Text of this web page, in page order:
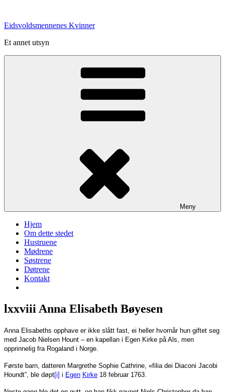
innhold
Eidsvoldsmennenes Kvinner
Et annet utsyn
Meny
Hjem
Om dette stedet
Hustruene
Mødrene
Søstrene
Døtrene
Kontakt
lxxviii Anna Elisabeth Bøyesen
Anna Elisabeths opphave er ikke slått fast, ei heller hvornår hun giftet seg
med Jacob Nielsen Hount – en kapellan i Egen Kirke på Als, men
opprinnelig fra Rogaland i Norge.
Første barn, datteren Margrethe Sophie Cathrine, «filia dei Diaconi Jacobi
Houndt”, ble døpt[i] i Egen Kirke 18 februar 1763.